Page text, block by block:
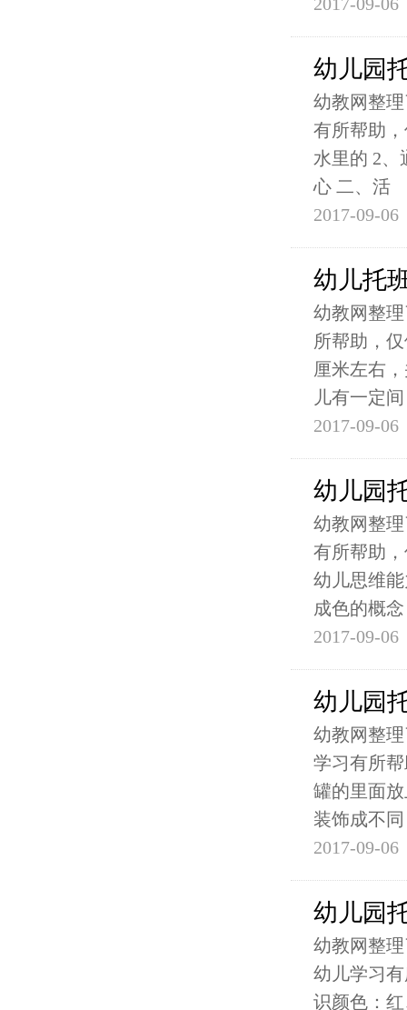
幼儿园
幼教网整
有所帮助
水里的 2、
心 二、活
2017-09-06
幼儿托
幼教网整
所帮助，
厘米左右
儿有一定间
2017-09-06
幼儿园
幼教网整
有所帮助
幼儿思维
成色的概念
2017-09-06
幼儿园
幼教网整
学习有所
罐的里面
装饰成不同
2017-09-06
幼儿园
幼教网整
幼儿学习
识颜色：